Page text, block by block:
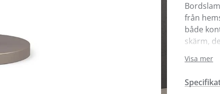
från
både
skärm,
öppna
Ingår i
Visa mer